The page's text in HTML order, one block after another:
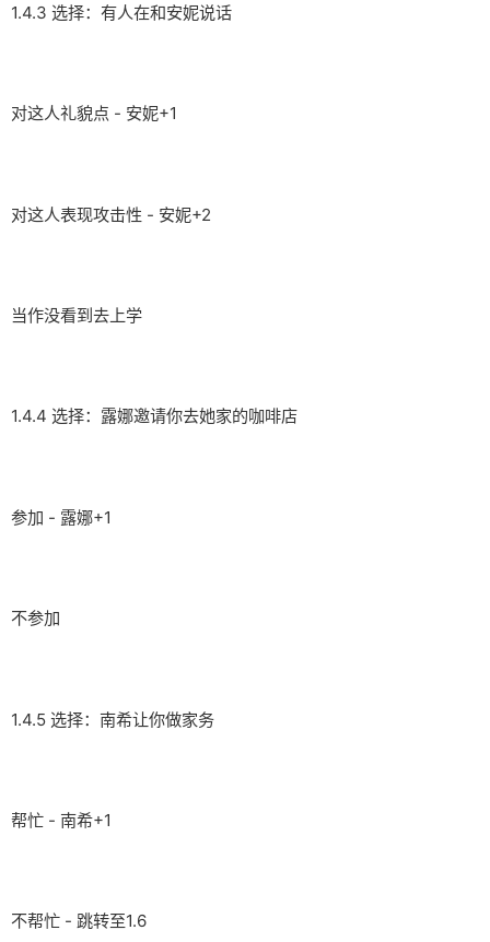
1.4.3 选择：有人在和安妮说话
对这人礼貌点 - 安妮+1
对这人表现攻击性 - 安妮+2
当作没看到去上学
1.4.4 选择：露娜邀请你去她家的咖啡店
参加 - 露娜+1
不参加
1.4.5 选择：南希让你做家务
帮忙 - 南希+1
不帮忙 - 跳转至1.6